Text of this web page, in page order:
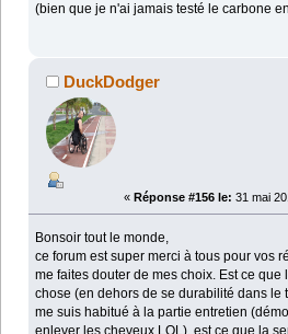
(bien que je n'ai jamais testé le carbone
DuckDodger
« Réponse #156 le: 31 mai
Bonsoir tout le monde,
ce forum est super merci à tous pour vos
me faites douter de mes choix. Est ce
chose (en dehors de se durabilité dans le
me suis habitué à la partie entretien
enlever les cheveux LOL), est ce que la